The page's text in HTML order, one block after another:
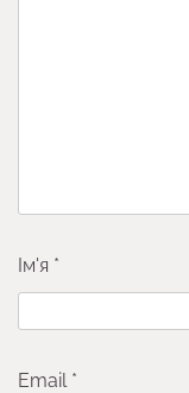
Ім'я *
Email *